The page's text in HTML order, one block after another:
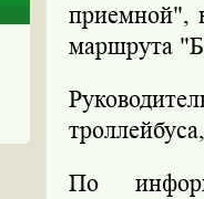
приемной",
маршрута
По